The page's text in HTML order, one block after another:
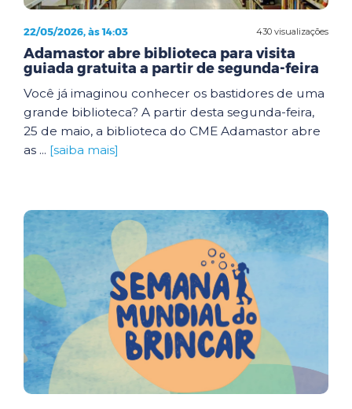
430 visualizações
22/05/2026, às 14:03
Adamastor abre biblioteca para visita
guiada gratuita a partir de segunda-feira
Você já imaginou conhecer os bastidores de uma
grande biblioteca? A partir desta segunda-feira,
25 de maio, a biblioteca do CME Adamastor abre
as ... [saiba mais]